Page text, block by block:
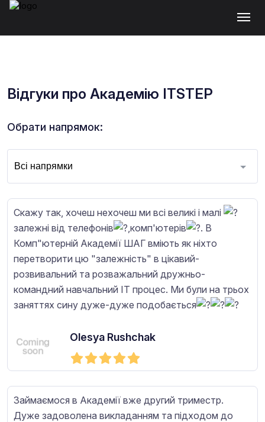
Відгуки про Академію ITSTEP
Обрати напрямок:
Скажу так, хочеш нехочеш ми всі великі і малі
залежні від телефонів
,комп'ютерів
. В
Комп"ютерній Академії ШАГ вміють як ніхто
перетворити цю "залежність" в цікавий-
розвивальний та розважальний дружньо-
командний навчальний ІТ процес. Ми були на трьох
заняттях сину дуже-дуже подобається
Olesya Rushchak
Займаємося в Академії вже другий триместр.
Дуже задоволена викладанням та підходом до